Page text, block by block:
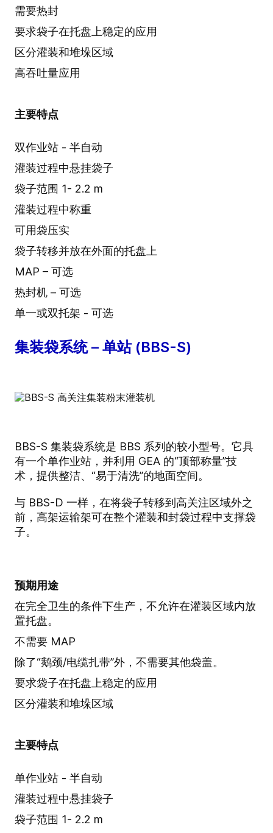
需要热封
要求袋子在托盘上稳定的应用
区分灌装和堆垛区域
高吞吐量应用
主要特点
双作业站 - 半自动
灌装过程中悬挂袋子
袋子范围 1- 2.2 m
灌装过程中称重
可用袋压实
袋子转移并放在外面的托盘上
MAP – 可选
热封机 – 可选
单一或双托架 - 可选
集装袋系统 – 单站 (BBS-S)
BBS-S 集装袋系统是 BBS 系列的较小型号。它具
有一个单作业站，并利用 GEA 的“顶部称量”技
术，提供整洁、“易于清洗”的地面空间。
与 BBS-D 一样，在将袋子转移到高关注区域外之
前，高架运输架可在整个灌装和封袋过程中支撑袋
子。
预期用途
在完全卫生的条件下生产，不允许在灌装区域内放
置托盘。
不需要 MAP
除了“鹅颈/电缆扎带”外，不需要其他袋盖。
要求袋子在托盘上稳定的应用
区分灌装和堆垛区域
主要特点
单作业站 - 半自动
灌装过程中悬挂袋子
袋子范围 1- 2.2 m